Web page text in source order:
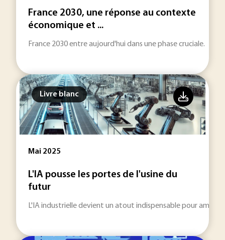
France 2030, une réponse au contexte
économique et ...
France 2030 entre aujourd'hui dans une phase cruciale.
Livre blanc
Mai 2025
L'IA pousse les portes de l'usine du
futur
L'IA industrielle devient un atout indispensable pour